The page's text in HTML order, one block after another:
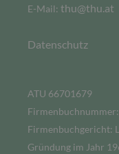
E-Mail: thu@thu.at
Datenschutz
ATU 66701679
Firmenbuchgericht:
Gründung im Jahr